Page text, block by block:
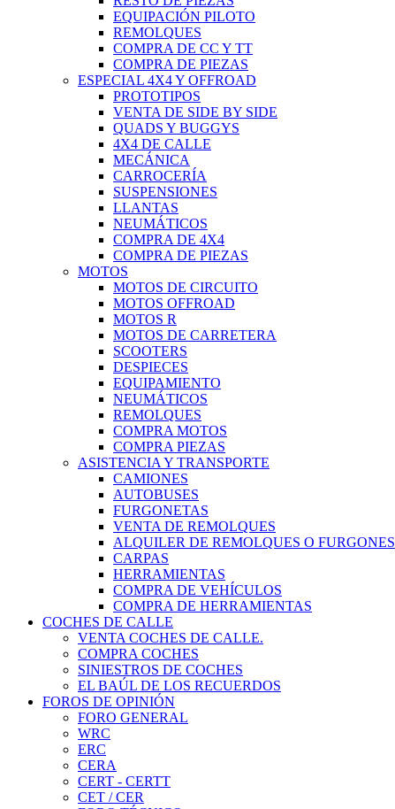
EQUIPACIÓN PILOTO
REMOLQUES
COMPRA DE CC Y TT
COMPRA DE PIEZAS
ESPECIAL 4X4 Y OFFROAD
PROTOTIPOS
VENTA DE SIDE BY SIDE
QUADS Y BUGGYS
4X4 DE CALLE
MECÁNICA
CARROCERÍA
SUSPENSIONES
LLANTAS
NEUMÁTICOS
COMPRA DE 4X4
COMPRA DE PIEZAS
MOTOS
MOTOS DE CIRCUITO
MOTOS OFFROAD
MOTOS R
MOTOS DE CARRETERA
SCOOTERS
DESPIECES
EQUIPAMIENTO
NEUMÁTICOS
REMOLQUES
COMPRA MOTOS
COMPRA PIEZAS
ASISTENCIA Y TRANSPORTE
CAMIONES
AUTOBUSES
FURGONETAS
VENTA DE REMOLQUES
ALQUILER DE REMOLQUES O FURGONES
CARPAS
HERRAMIENTAS
COMPRA DE VEHÍCULOS
COMPRA DE HERRAMIENTAS
COCHES DE CALLE
VENTA COCHES DE CALLE.
COMPRA COCHES
SINIESTROS DE COCHES
EL BAÚL DE LOS RECUERDOS
FOROS DE OPINIÓN
FORO GENERAL
WRC
ERC
CERA
CERT - CERTT
CET / CER